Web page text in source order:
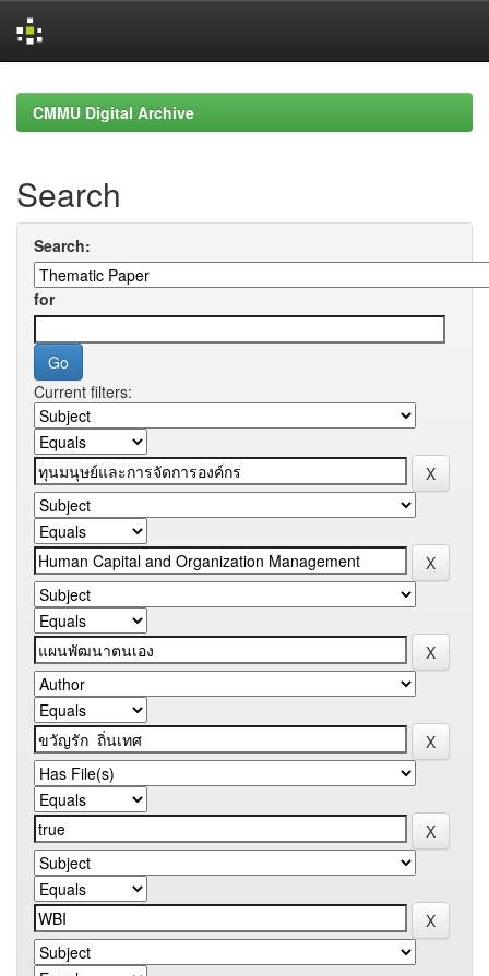
navigationCMMU Digital Archive
Search
Search:
for
Current filters: